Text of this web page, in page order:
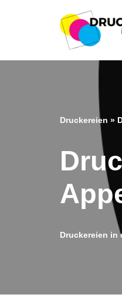
Druckereien »
Druckereien in